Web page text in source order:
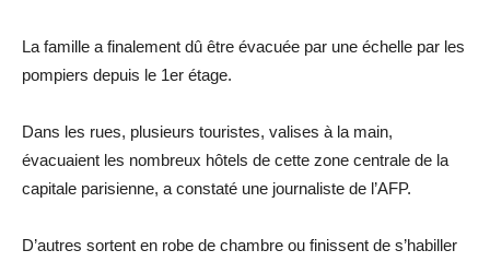
La famille a finalement dû être évacuée par une échelle par les
pompiers depuis le 1er étage.
Dans les rues, plusieurs touristes, valises à la main,
évacuaient les nombreux hôtels de cette zone centrale de la
capitale parisienne, a constaté une journaliste de l’AFP.
D’autres sortent en robe de chambre ou finissent de s’habiller